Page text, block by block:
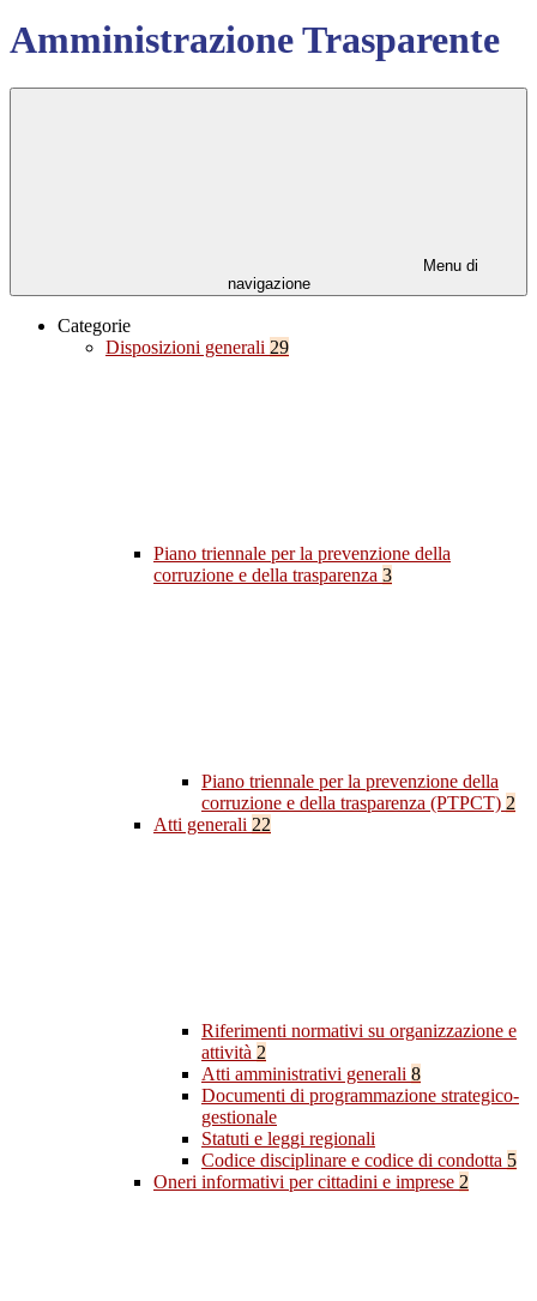
Amministrazione Trasparente
Menu di
navigazione
Categorie
Disposizioni generali 29
Piano triennale per la prevenzione della
corruzione e della trasparenza 3
Piano triennale per la prevenzione della
corruzione e della trasparenza (PTPCT) 2
Atti generali 22
Riferimenti normativi su organizzazione e
attività 2
Atti amministrativi generali 8
Documenti di programmazione strategico-
gestionale
Statuti e leggi regionali
Codice disciplinare e codice di condotta 5
Oneri informativi per cittadini e imprese 2